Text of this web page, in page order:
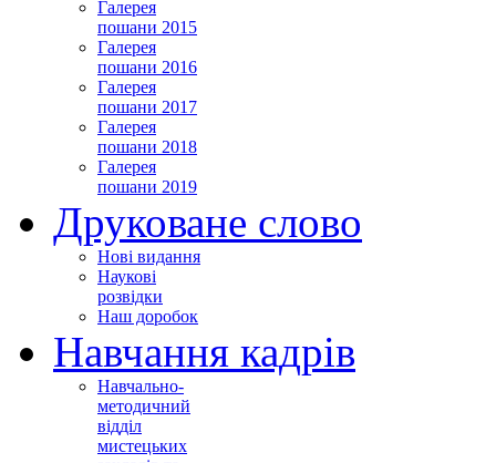
Галерея
пошани 2015
Галерея
пошани 2016
Галерея
пошани 2017
Галерея
пошани 2018
Галерея
пошани 2019
Друковане слово
Нові видання
Наукові
розвідки
Наш доробок
Навчання кадрів
Навчально-
методичний
відділ
мистецьких